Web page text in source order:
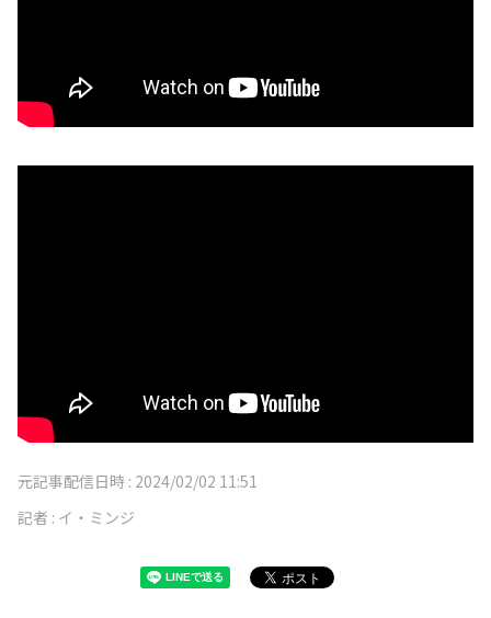
元記事配信日時 : 2024/02/02 11:51
記者 : イ・ミンジ